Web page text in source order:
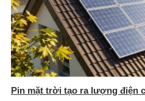
Pin mặt trời tạo ra lượng điện